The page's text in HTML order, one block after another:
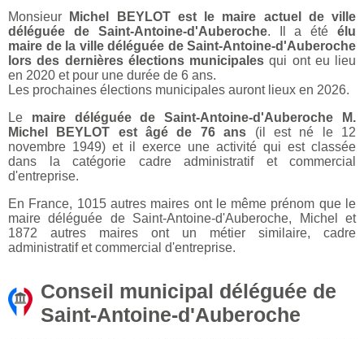
Monsieur
Michel BEYLOT est le maire actuel de ville
déléguée de Saint-Antoine-d'Auberoche. Il a étéélu
maire de la ville déléguée de Saint-Antoine-d'Auberoche
lors des dernières élections municipales qui ont eu lieu
en 2020 et pour une durée de 6 ans.
Les prochaines élections municipales auront lieux en 2026.
Le maire déléguée de Saint-Antoine-d'Auberoche M.
Michel BEYLOT est âgé de 76 ans (il est né le 12
novembre 1949) et il exerce une activité qui est classée
dans la catégorie cadre administratif et commercial
d'entreprise.
En France, 1015 autres maires ont le même prénom que le
maire déléguée de Saint-Antoine-d'Auberoche, Michel et
1872 autres maires ont un métier similaire, cadre
administratif et commercial d'entreprise.
Conseil municipal déléguée de
Saint-Antoine-d'Auberoche